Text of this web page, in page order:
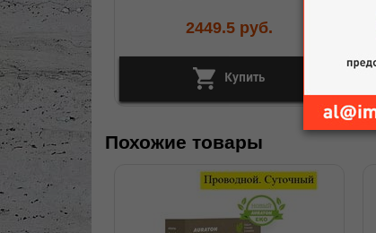
2449.5 руб.
Купить
Похожие товары